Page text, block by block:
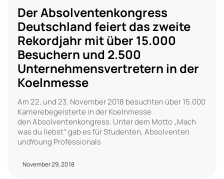
Der Absolventenkongress
Deutschland feiert das zweite
Rekordjahr mit über 15.000
Besuchern und 2.500
Unternehmensvertretern in der
Koelnmesse
Am 22. und 23. November 2018 besuchten über 15.000
Karrierebegeisterte in der Koelnmesse
den Absolventenkongress. Unter dem Motto „Mach
was du liebst“ gab es für Studenten, Absolventen
undYoung Professionals
November 29, 2018